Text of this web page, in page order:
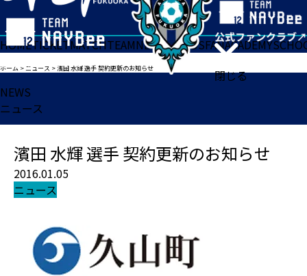
閉じる
HOMETICKETMATCHTEAMNEWSGOODSFANACADEMY
ホーム >ニュース >濱田 水輝 選手 契約更新のお知らせ
NEWS
ニュース
濱田 水輝 選手 契約更新のお知らせ
2016.01.05
ニュース